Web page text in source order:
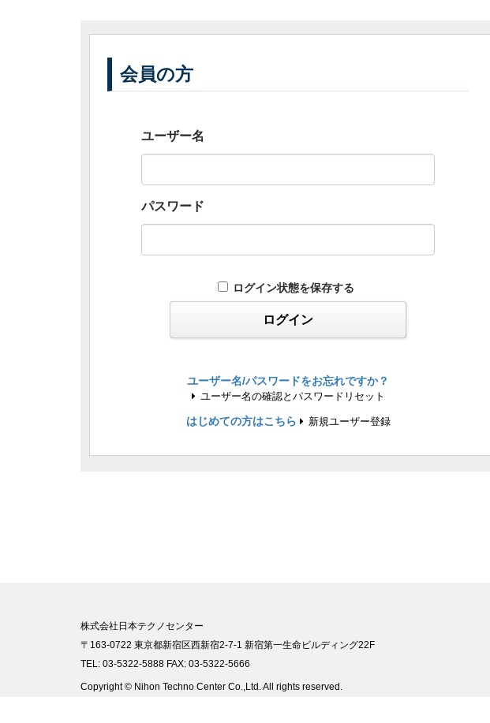
会員の方
ユーザー名
パスワード
ログイン状態を保存する
ユーザー名/パスワードをお忘れですか？
ユーザー名の確認とパスワードリセット
はじめての方はこちら 新規ユーザー登録
株式会社日本テクノセンター
〒163-0722 東京都新宿区西新宿2-7-1 新宿第一生命ビルディング22F
TEL: 03-5322-5888 FAX: 03-5322-5666
Copyright © Nihon Techno Center Co.,Ltd. All rights reserved.